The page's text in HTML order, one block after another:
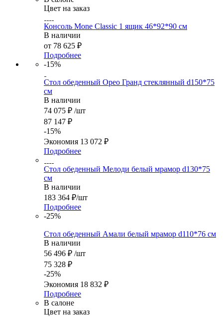
Цвет на заказ
Консоль Mone Classic 1 ящик 46*92*90 см
В наличии
от 78 625 ₽
Подробнее
-15%
Стол обеденный Орео Гранд стеклянный d150*75
см
В наличии
74 075 ₽ /шт
87 147 ₽
-15%
Экономия 13 072 ₽
Подробнее
Стол обеденный Мелоди белый мрамор d130*75
см
В наличии
183 364 ₽/шт
Подробнее
-25%
Стол обеденный Амали белый мрамор d110*76 см
В наличии
56 496 ₽ /шт
75 328 ₽
-25%
Экономия 18 832 ₽
Подробнее
В салоне
Цвет на заказ